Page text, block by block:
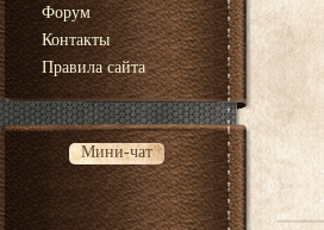
Форум
Контакты
Правила сайта
Мини-чат